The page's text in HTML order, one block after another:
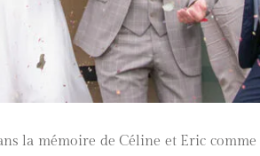
la mémoire de Céline et Eric